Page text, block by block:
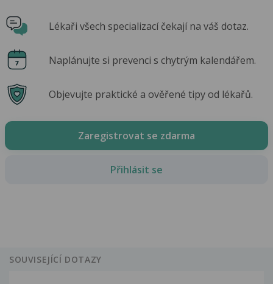
Lékaři všech specializací čekají na váš dotaz.
Naplánujte si prevenci s chytrým kalendářem.
Objevujte praktické a ověřené tipy od lékařů.
Zaregistrovat se zdarma
Přihlásit se
SOUVISEJÍCÍ DOTAZY